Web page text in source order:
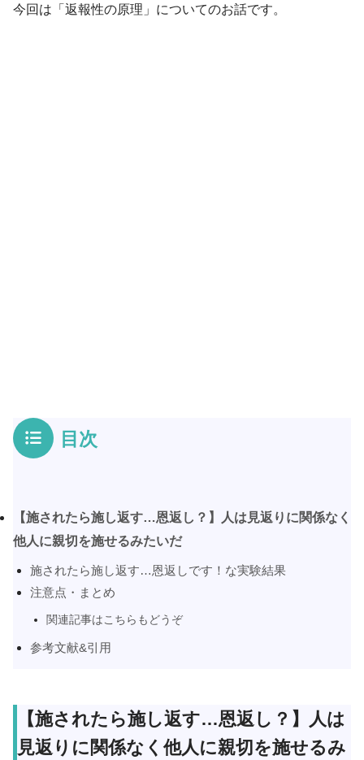
今回は「返報性の原理」についてのお話です。
目次
【施されたら施し返す…恩返し？】人は見返りに関係なく
他人に親切を施せるみたいだ
施されたら施し返す…恩返しです！な実験結果
注意点・まとめ
関連記事はこちらもどうぞ
参考文献&引用
【施されたら施し返す…恩返し？】人は
見返りに関係なく他人に親切を施せるみ